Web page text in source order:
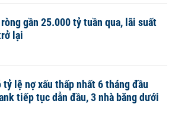
gần 25.000 tỷ tuần qua, lãi suất
lại
tỷ lệ nợ xấu thấp nhất 6 tháng đầu
tiếp tục dẫn đầu, 3 nhà băng dưới